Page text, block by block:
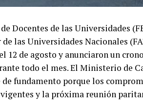
durante toda la jornada. Para
amor hacia la familia y un
comenzó incluso antes del
el 7 de agosto y sorprendió por la
existía preocupación por el horario
zona, pero la respuesta superó
Docentes de las Universidades
las Universidades Nacionales
12 de agosto y anunciaron un
todo el mes. El Ministerio de
de fundamento porque los
y la próxima reunión